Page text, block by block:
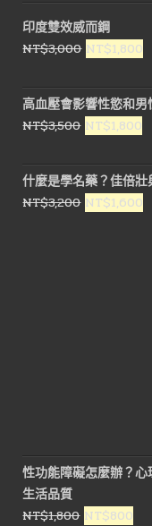
印度雙效威而鋼
NT$3,000 原
價
格：
NT$3,000。
NT$1,800
高血壓會影響性慾和
NT$3,500 原
價
格：
NT$3,500。
NT$1,800
什麼是學名藥？佳倍
NT$3,200 原
NT$1,600
性功能障礙怎麼辦？
生活品質
NT$1,800 原
NT$800